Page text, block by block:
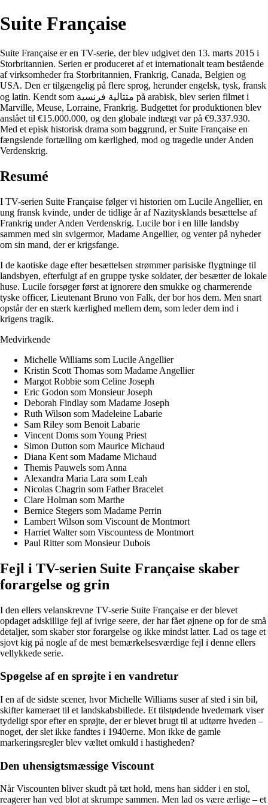
Suite Française
Suite Française er en TV-serie, der blev udgivet den 13. marts 2015 i
Storbritannien. Serien er produceret af et internationalt team bestående
af virksomheder fra Storbritannien, Frankrig, Canada, Belgien og
USA. Den er tilgængelig på flere sprog, herunder engelsk, tysk, fransk
og latin. Kendt som متتالية فرنسية på arabisk, blev serien filmet i
Marville, Meuse, Lorraine, Frankrig. Budgettet for produktionen blev
anslået til €15.000.000, og den globale indtægt var på €9.337.930.
Med et episk historisk drama som baggrund, er Suite Française en
fængslende fortælling om kærlighed, mod og tragedie under Anden
Verdenskrig.
Resumé
I TV-serien Suite Française følger vi historien om Lucile Angellier, en
ung fransk kvinde, under de tidlige år af Nazitysklands besættelse af
Frankrig under Anden Verdenskrig. Lucile bor i en lille landsby
sammen med sin svigermor, Madame Angellier, og venter på nyheder
om sin mand, der er krigsfange.
I de kaotiske dage efter besættelsen strømmer parisiske flygtninge til
landsbyen, efterfulgt af en gruppe tyske soldater, der besætter de lokale
huse. Lucile forsøger først at ignorere den smukke og charmerende
tyske officer, Lieutenant Bruno von Falk, der bor hos dem. Men snart
opstår der en stærk kærlighed mellem dem, som leder dem ind i
krigens tragik.
Medvirkende
Michelle Williams som Lucile Angellier
Kristin Scott Thomas som Madame Angellier
Margot Robbie som Celine Joseph
Eric Godon som Monsieur Joseph
Deborah Findlay som Madame Joseph
Ruth Wilson som Madeleine Labarie
Sam Riley som Benoit Labarie
Vincent Doms som Young Priest
Simon Dutton som Maurice Michaud
Diana Kent som Madame Michaud
Themis Pauwels som Anna
Alexandra Maria Lara som Leah
Nicolas Chagrin som Father Bracelet
Clare Holman som Marthe
Bernice Stegers som Madame Perrin
Lambert Wilson som Viscount de Montmort
Harriet Walter som Viscountess de Montmort
Paul Ritter som Monsieur Dubois
Fejl i TV-serien Suite Française skaber
forargelse og grin
I den ellers velanskrevne TV-serie Suite Française er der blevet
opdaget adskillige fejl af ivrige seere, der har fået øjnene op for de små
detaljer, som skaber stor forargelse og ikke mindst latter. Lad os tage et
sjovt kig på nogle af de mest bemærkelsesværdige fejl i denne ellers
vellykkede serie.
Spøgelse af en sprøjte i en vandretur
I en af de sidste scener, hvor Michelle Williams suser af sted i sin bil,
skifter kameraet til et landskabsbillede. Et tilstødende hvedemark viser
tydeligt spor efter en sprøjte, der er blevet brugt til at udtørre hveden –
noget, der slet ikke fandtes i 1940erne. Mon ikke de gamle
markeringsregler blev væltet omkuld i hastigheden?
Den uhensigtsmæssige Viscount
Når Viscounten bliver skudt på tæt hold, mens han sidder i en stol,
reagerer han ved blot at skrumpe sammen. Men lad os være ærlige – et